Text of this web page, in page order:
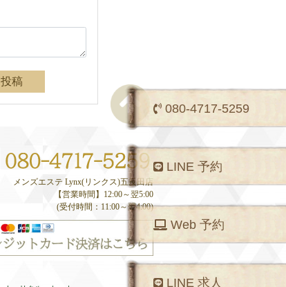
投稿
080-4717-5259
LINE 予約
Web 予約
LINE 求人
メンズエステ Lynx(リンクス)五反田店
【営業時間】12:00～翌5:00
(受付時間：11:00～翌4:00)